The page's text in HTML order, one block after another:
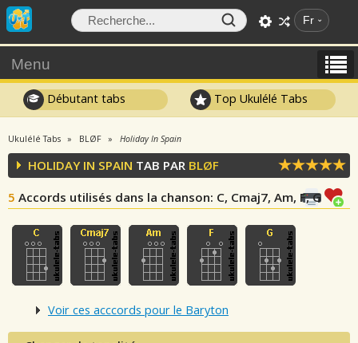
Fr
Menu
Débutant tabs Top Ukulélé Tabs
Ukulélé Tabs BLØF Holiday In Spain
HOLIDAY IN SPAIN TAB PAR BLØF
5 Accords utilisés dans la chanson: C, Cmaj7, Am, F, G
Voir ces acccords pour le Baryton